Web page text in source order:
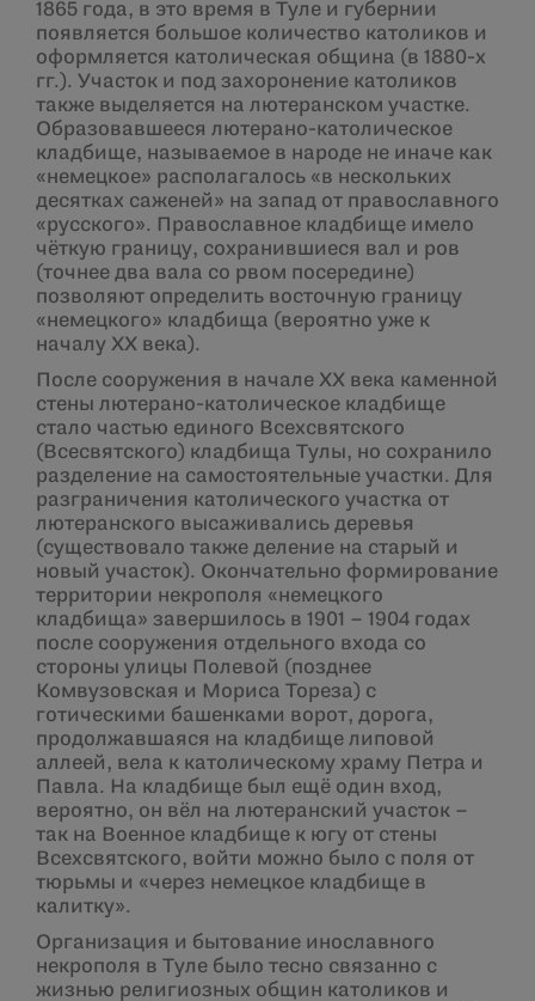
1865 года, в это время в Туле и губернии
появляется большое количество католиков и
оформляется католическая община (в 1880-х
гг.). Участок и под захоронение католиков
также выделяется на лютеранском участке.
Образовавшееся лютерано-католическое
кладбище, называемое в народе не иначе как
«немецкое» располагалось «в нескольких
десятках саженей» на запад от православного
«русского». Православное кладбище имело
чёткую границу, сохранившиеся вал и ров
(точнее два вала со рвом посередине)
позволяют определить восточную границу
«немецкого» кладбища (вероятно уже к
началу ХХ века).
После сооружения в начале ХХ века каменной
стены лютерано-католическое кладбище
стало частью единого Всехсвятского
(Всесвятского) кладбища Тулы, но сохранило
разделение на самостоятельные участки. Для
разграничения католического участка от
лютеранского высаживались деревья
(существовало также деление на старый и
новый участок). Окончательно формирование
территории некрополя «немецкого
кладбища» завершилось в 1901 – 1904 годах
после сооружения отдельного входа со
стороны улицы Полевой (позднее
Комвузовская и Мориса Тореза) с
готическими башенками ворот, дорога,
продолжавшаяся на кладбище липовой
аллеей, вела к католическому храму Петра и
Павла. На кладбище был ещё один вход,
вероятно, он вёл на лютеранский участок –
так на Военное кладбище к югу от стены
Всехсвятского, войти можно было с поля от
тюрьмы и «через немецкое кладбище в
калитку».
Организация и бытование инославного
некрополя в Туле было тесно связанно с
жизнью религиозных общин католиков и